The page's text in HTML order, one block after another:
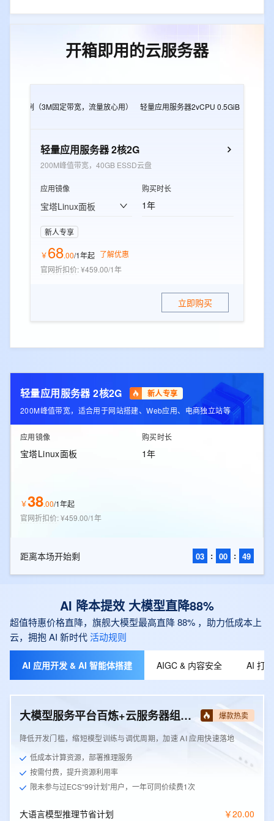
开箱即用的云服务器
e实例（3M固定带宽，流量放心用） 轻量应用服务器2vCPU 0.5GiB
轻量应用服务器 2核2G
200M峰值带宽，40GB ESSD云盘
应用镜像
宝塔Linux面板
购买时长
1年
新人专享
￥68.00/1年起 了解优惠
官网折扣价:¥459.00/1年
立即购买
轻量应用服务器 2核2G 新人专享
200M峰值带宽，适合用于网站搭建、Web应用、电商独立站等
应用镜像
宝塔Linux面板
购买时长
1年
￥38.00/1年起
官网折扣价:¥459.00/1年
距离本场开始剩 03 : 00 : 48
AI 降本提效 大模型直降88%
超值特惠价格直降，旗舰大模型最高直降 88% ，助力低成本上
云，拥抱 AI 新时代活动规则
AI 应用开发 & AI 智能体搭建 AIGC & 内容安全 AI 打
大模型服务平台百炼+云服务器组合套餐 爆款热卖
降低开发门槛，缩短模型训练与调优周期，加速 AI 应用快速落地
低成本计算资源，部署推理服务
按需付费，提升资源利用率
限未参与过ECS“99计划”用户，一年可同价续费1次
大语言模型推理节省计划 ￥20.00